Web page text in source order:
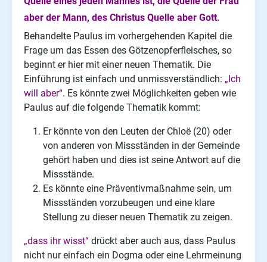
aber der Mann, des Christus Quelle aber Gott.
Behandelte Paulus im vorhergehenden Kapitel die
Frage um das Essen des Götzenopferfleisches, so
beginnt er hier mit einer neuen Thematik. Die
Einführung ist einfach und unmissverständlich: „Ich
will aber“. Es könnte zwei Möglichkeiten geben wie
Paulus auf die folgende Thematik kommt:
Er könnte von den Leuten der Chloë (20) oder
von anderen von Missständen in der Gemeinde
gehört haben und dies ist seine Antwort auf die
Missstände.
Es könnte eine Präventivmaßnahme sein, um
Missständen vorzubeugen und eine klare
Stellung zu dieser neuen Thematik zu zeigen.
„dass ihr wisst“ drückt aber auch aus, dass Paulus
nicht nur einfach ein Dogma oder eine Lehrmeinung